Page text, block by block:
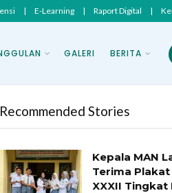
| E-Learning | Raport Digital |
GALERI BERITA
Recommended Stories
Kepala MAN
Terima Plakat
XXXII Tingkat